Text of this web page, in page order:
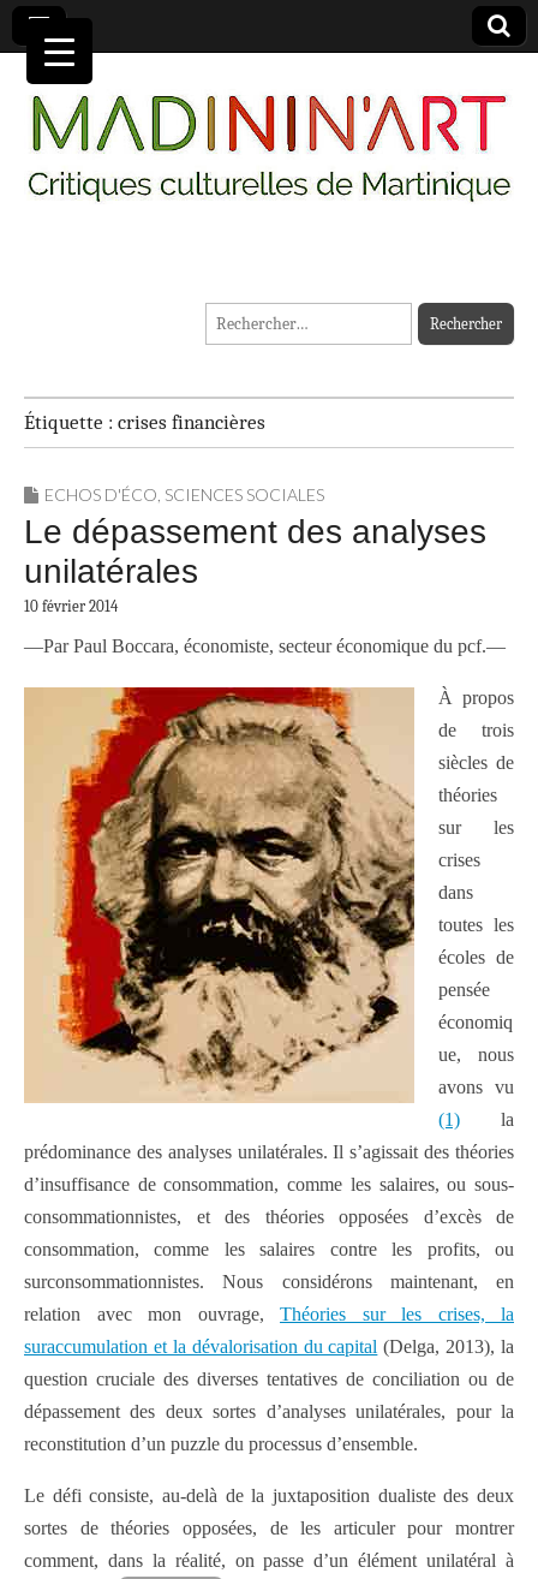
MADININ'ART
Rechercher :
Étiquette : crises financières
ECHOS D'ÉCO, SCIENCES SOCIALES
Le dépassement des analyses
unilatérales
10 février 2014
—Par Paul Boccara, économiste, secteur économique du pcf.—
À propos
de trois
siècles de
théories
sur les
crises
dans
toutes les
écoles de
pensée
économiq
ue, nous
avons vu
(1) la
prédominance des analyses unilatérales. Il s’agissait des théories
d’insuffisance de consommation, comme les salaires, ou sous-
consommationnistes, et des théories opposées d’excès de
consommation, comme les salaires contre les profits, ou
surconsommationnistes. Nous considérons maintenant, en
relation avec mon ouvrage, Théories sur les crises, la
suraccumulation et la dévalorisation du capital (Delga, 2013), la
question cruciale des diverses tentatives de conciliation ou de
dépassement des deux sortes d’analyses unilatérales, pour la
reconstitution d’un puzzle du processus d’ensemble.
Le défi consiste, au-delà de la juxtaposition dualiste des deux
sortes de théories opposées, de les articuler pour montrer
comment, dans la réalité, on passe d’un élément unilatéral à